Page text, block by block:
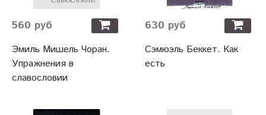
560 руб
Эмиль Мишель Чоран.
Упражнения в
славословии
630 руб
Сэмюэль Беккет. Как
есть